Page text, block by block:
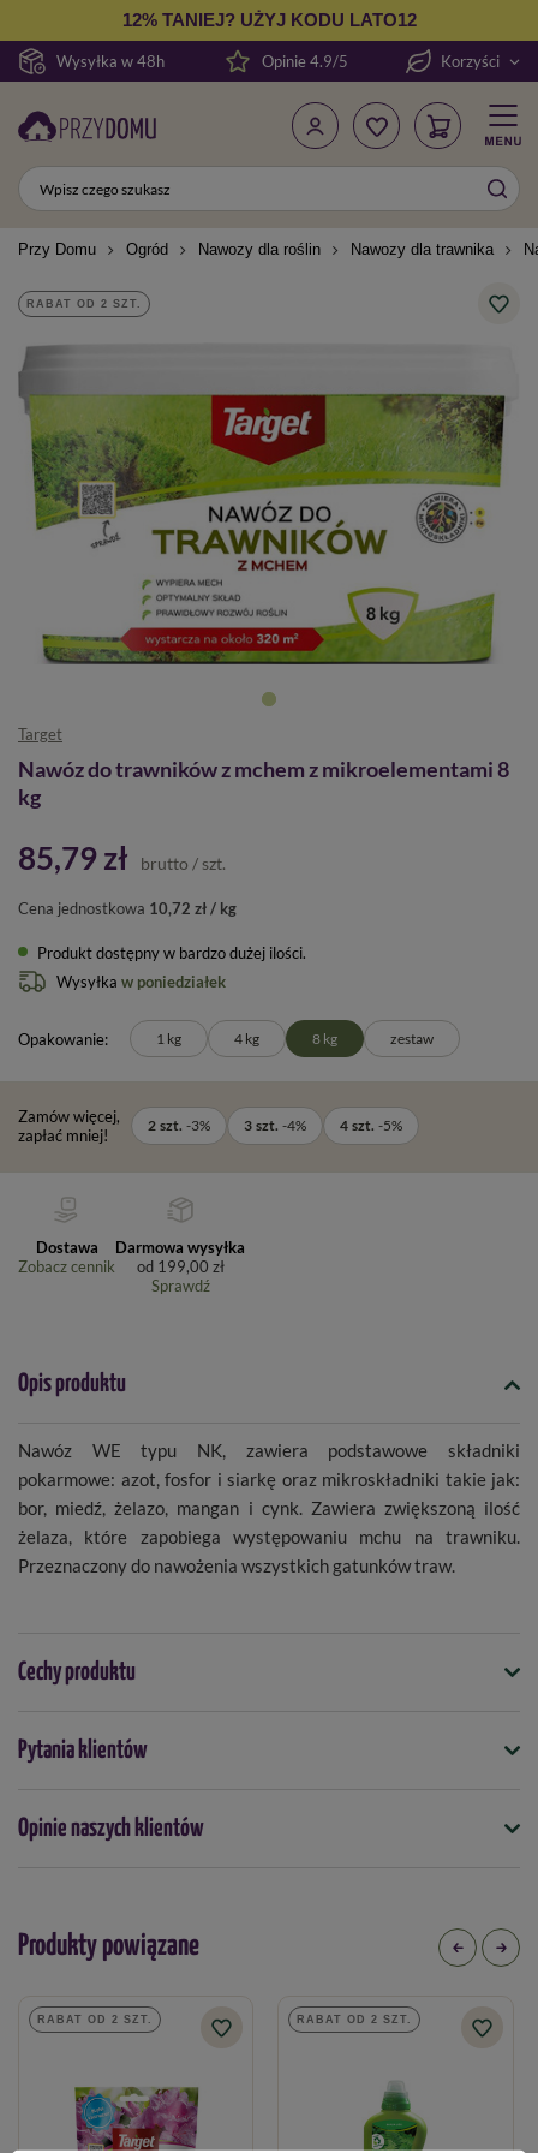
Wysyłka w 48h
12% TANIEJ? UŻYJ KODU LATO12
Opinie 4.9/5 Korzyści
Przy Domu Ogród Nawozy dla roślin Nawozy dla trawnika
RABAT OD 2 SZT.
Target
Nawóz do trawników z mchem z mikroelementami 8
kg
85,79 zł brutto / szt.
Cena jednostkowa 10,72 zł / kg
Produkt dostępny w bardzo dużej ilości
Wysyłka w poniedziałek
Opakowanie 1 kg 4 kg 8 kg zestaw
Zamów więcej,
zapłać mniej!
2 szt. -3% 3 szt. -4% 4 szt. -5%
Dostawa
Zobacz cennik
Darmowa wysyłka
od 199,00 zł
Sprawdź
Opis produktu
Nawóz WE typu NK, zawiera podstawowe składniki
pokarmowe: azot, fosfor i siarkę oraz mikroskładniki takie jak:
bor, miedź, żelazo, mangan i cynk. Zawiera zwiększoną ilość
żelaza, które zapobiega występowaniu mchu na trawniku.
Przeznaczony do nawożenia wszystkich gatunków traw.
Cechy produktu
Symbol
5901875006638
Kiedy stosować
kwiecień maj czerwiec
Typ nawozu
Pytania klientów
Opinie naszych klientów
Produkty powiązane
RABAT OD 2 SZT. RABAT OD 2 SZT.